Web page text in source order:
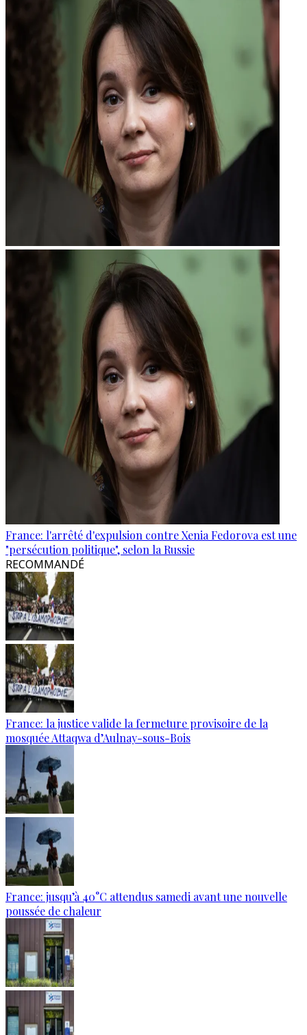
France: l'arrêté d'expulsion contre Xenia Fedorova est une
"persécution politique", selon la Russie
RECOMMANDÉ
France: la justice valide la fermeture provisoire de la
mosquée Attaqwa d’Aulnay-sous-Bois
France: jusqu’à 40°C attendus samedi avant une nouvelle
poussée de chaleur